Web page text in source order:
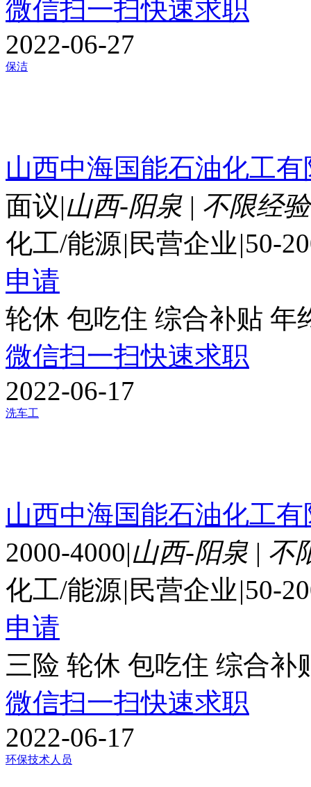
微信扫一扫快速求职
2022-06-27
保洁
山西中海国能石油化工
面议|山西-阳泉 | 不限经验
化工/能源| 民营企业|50-
申请
轮休 包吃住 综合补贴 年
微信扫一扫快速求职
2022-06-17
洗车工
山西中海国能石油化工
2000-4000|山西-阳泉 | 不
化工/能源| 民营企业|50-
申请
三险 轮休 包吃住 综合补
微信扫一扫快速求职
2022-06-17
环保技术人员